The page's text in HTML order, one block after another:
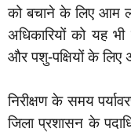
को बचाने के लिए आम
अधिकारियों को यह
और पशु-पक्षियों के लिए
निरीक्षण के समय
जिला प्रशासन के